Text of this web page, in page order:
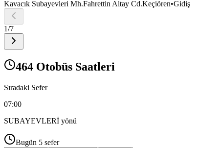
Kavacık Subayevleri Mh.Fahrettin Altay Cd.Keçiören•Gidiş
1/7
464 Otobüs Saatleri
Sıradaki Sefer
07:00
SUBAYEVLERİ yönü
Bugün 5 sefer